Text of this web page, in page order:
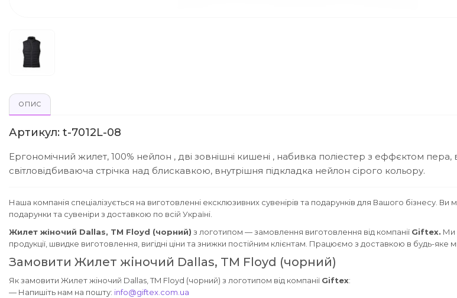
ОПИС
Артикул: t-7012L-08
Ергономічний жилет, 100% нейлон , дві зовнішні кишені , набивка поліестер з еффєктом пера,
світловідбиваюча стрічка над блискавкою, внутрішня підкладка нейлон сірого кольору.
Наша компанія спеціалізується на виготовленні ексклюзивних сувенірів та подарунків для Вашого бізнесу.
подарунки та сувеніри з доставкою по всій Україні.
Жилет жіночий Dallas, TM Floyd (чорний) з логотипом — замовлення виготовлення від компанії Giftex. Ми
продукції, швидке виготовлення, вигідні ціни та знижки постійним клієнтам. Працюємо з доставкою в будь-яке
Замовити Жилет жіночий Dallas, TM Floyd (чорний)
Як замовити Жилет жіночий Dallas, TM Floyd (чорний) з логотипом від компанії Giftex:
— Напишіть нам на пошту: info@giftex.com.ua